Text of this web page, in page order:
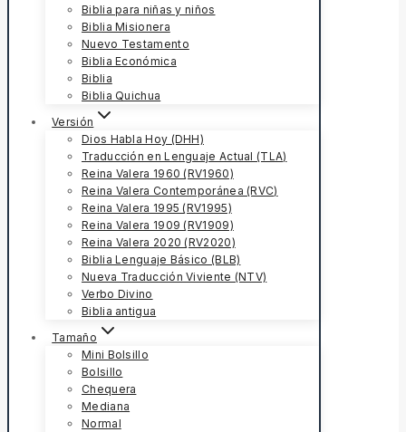
Biblia para niñas y niños
Biblia Misionera
Nuevo Testamento
Biblia Económica
Biblia
Biblia Quichua
Versión
Dios Habla Hoy (DHH)
Traducción en Lenguaje Actual (TLA)
Reina Valera 1960 (RV1960)
Reina Valera Contemporánea (RVC)
Reina Valera 1995 (RV1995)
Reina Valera 1909 (RV1909)
Reina Valera 2020 (RV2020)
Biblia Lenguaje Básico (BLB)
Nueva Traducción Viviente (NTV)
Verbo Divino
Biblia antigua
Tamaño
Mini Bolsillo
Bolsillo
Chequera
Mediana
Normal